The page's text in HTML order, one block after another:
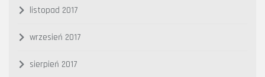
listopad 2017
wrzesień 2017
sierpień 2017